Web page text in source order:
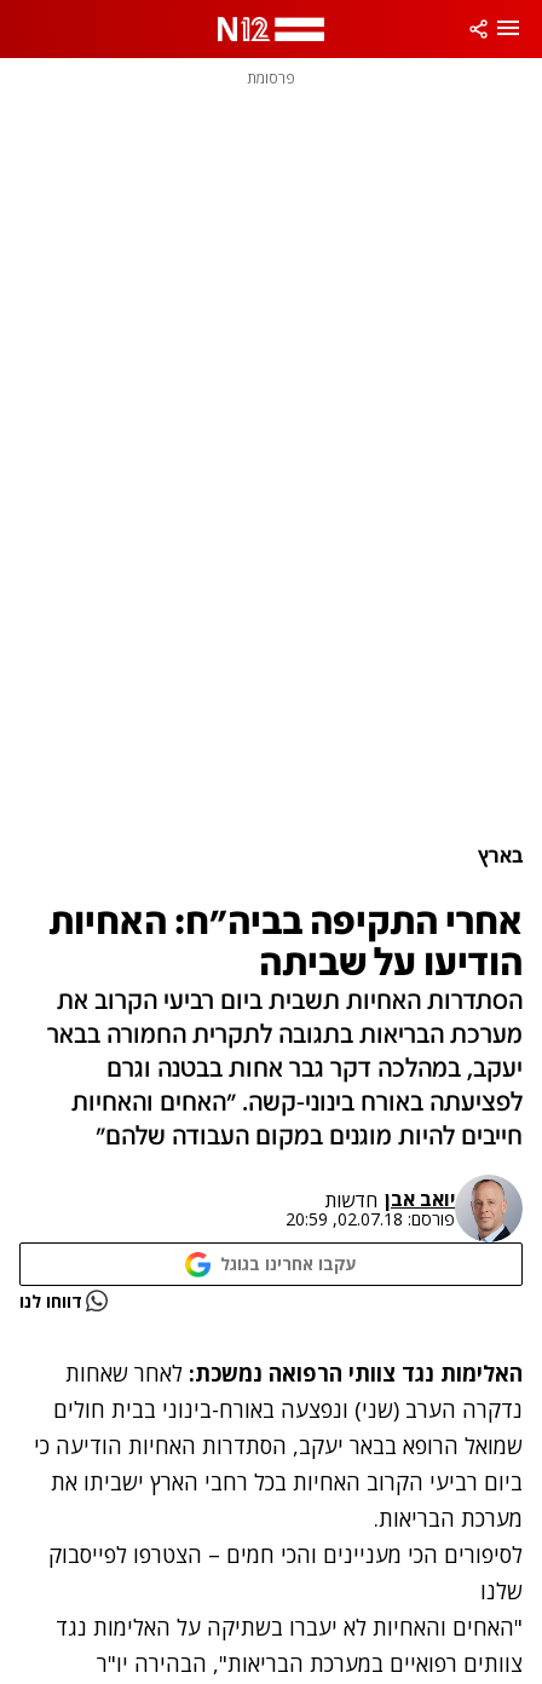
פרסומת
בארץ
אחרי התקיפה בביה"ח: האחיות
הודיעו על שביתה
הסתדרות האחיות תשבית ביום רביעי הקרוב את
מערכת הבריאות בתגובה לתקרית החמורה בבאר
יעקב, במהלכה דקר גבר אחות בבטנה וגרם
לפציעתה באורח בינוני-קשה. "האחים והאחיות
חייבים להיות מוגנים במקום העבודה שלהם"
יואב אבן חדשות
פורסם: 02.07.18, 20:59
עקבו אחרינו בגוגל
נתקלנו בבעיה דווחו לנו
האלימות נגד צוותי הרפואה נמשכת: לאחר שאחות
נדקרה הערב (שני) ונפצעה באורח-בינוני בבית חולים
שמואל הרופא בבאר יעקב, הסתדרות האחיות הודיעה כי
ביום רביעי הקרוב האחיות בכל רחבי הארץ ישביתו את
מערכת הבריאות.
לסיפורים הכי מעניינים והכי חמים – הצטרפו לפייסבוק
שלנו
"האחים והאחיות לא יעברו בשתיקה על האלימות נגד
צוותים רפואיים במערכת הבריאות", הבהירה יו"ר